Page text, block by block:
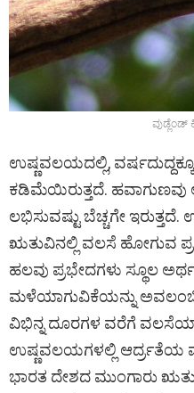
ಉಷ್ಣವಲಯದಲ್ಲಿ,
ಕಡಿಮೆಯಿರುತ್ತದೆ. ಹವಾಗುಣವು
ಲಭಿಸುವಷ್ಟು ಬೆಚ್ಚಗೇ
ಋತುವಿನಲ್ಲಿ ವಲಸೆ ಹೋಗುವ
ಹಲವು ಪ್ರಭೇದಗಳು ಸ್ಥೂಲ
ಮಳೆಯಾಗುವಿಕೆಯನ್ನು
ವಿಭಿನ್ನ ದೂರಗಳ ವರೆಗೆ
ಉಷ್ಣವಲಯಗಳಲ್ಲಿ ಆರ್ದ್ರತೆಯ
ಭಾರತ ದೇಶದ ಮುಂಗಾರು